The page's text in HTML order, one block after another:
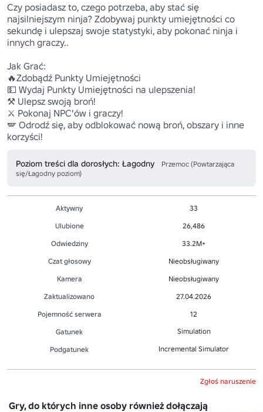
Czy posiadasz to, czego potrzeba, aby stać się
najsilniejszym ninja? Zdobywaj punkty umiejętności co
sekundę i ulepszaj swoje statystyki, aby pokonać ninja i
innych graczy..
Jak Grać:
🔥Zdobądź Punkty Umiejętności
💵 Wydaj Punkty Umiejętności na ulepszenia!
⚒️ Ulepsz swoją broń!
⚔️ Pokonaj NPC'ów i graczy!
🪽 Odrodź się, aby odblokować nową broń, obszary i inne
korzyści!
Poziom treści dla dorosłych: Łagodny
Przemoc (Powtarzająca
się/Łagodny poziom)
Aktywny
33
Ulubione
26,486
Odwiedziny
33.2M+
Czat głosowy
Nieobsługiwany
Kamera
Nieobsługiwany
Zaktualizowano
27.04.2026
Pojemność serwera
12
Gatunek
Simulation
Podgatunek Incremental Simulator
Zgłoś naruszenie
Gry, do których inne osoby również dołączają